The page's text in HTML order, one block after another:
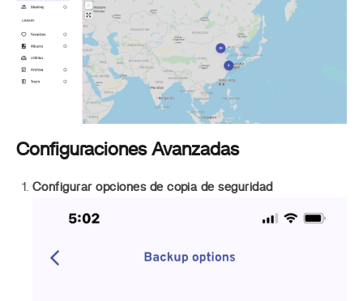
Configuraciones Avanzadas
Configurar opciones de copia de seguridad